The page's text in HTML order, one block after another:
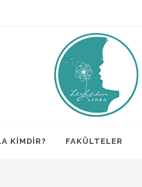
KİMDİR? FAKÜLTELER